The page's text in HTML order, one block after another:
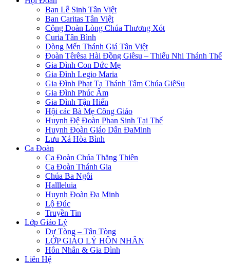
Ban Lễ Sinh Tân Việt
Ban Caritas Tân Việt
Cộng Đoàn Lòng Chúa Thương Xót
Curia Tân Bình
Dòng Mến Thánh Giá Tân Việt
Đoàn Têrêsa Hài Đồng Giêsu – Thiếu Nhi Thánh Thể
Gia Đình Con Đức Mẹ
Gia Đình Legio Maria
Gia Đình Phạt Tạ Thánh Tâm Chúa GiêSu
Gia Đình Phúc Âm
Gia Đình Tận Hiến
Hội các Bà Mẹ Công Giáo
Huynh Đệ Đoàn Phan Sinh Tại Thế
Huynh Đoàn Giáo Dân ĐaMinh
Lưu Xá Hòa Bình
Ca Đoàn
Ca Đoàn Chúa Thăng Thiên
Ca Đoàn Thánh Gia
Chúa Ba Ngôi
Hallleluia
Huynh Đoàn Đa Minh
Lộ Đúc
Truyền Tin
Lớp Giáo Lý
Dự Tòng – Tân Tòng
LỚP GIÁO LÝ HÔN NHÂN
Hôn Nhân & Gia Đình
Liên Hệ